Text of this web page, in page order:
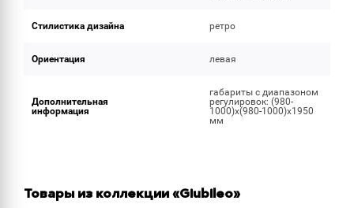
Стилистика дизайна ретро
Ориентация левая
Дополнительная
информация
габариты с диапазоном
регулировок: (980-
1000)x(980-1000)x1950
мм
Товары из коллекции «Giubileo»